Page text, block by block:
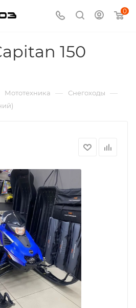
0
150
Мототехника — Снегоходы —